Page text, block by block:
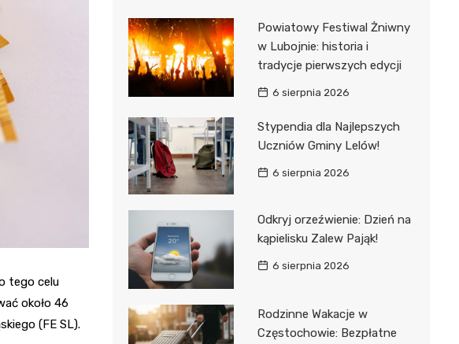
tego celu
około 46
(FE SL).
Powiatowy Festiwal Żniwny
w Lubojnie: historia i
tradycje pierwszych edycji
6 sierpnia 2026
Stypendia dla Najlepszych
Uczniów Gminy Lelów!
6 sierpnia 2026
Odkryj orzeźwienie: Dzień na
kąpielisku Zalew Pająk!
6 sierpnia 2026
Rodzinne Wakacje w
Częstochowie: Bezpłatne